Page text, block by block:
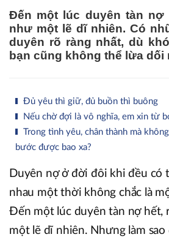
Đến một lúc duyên tàn nợ
như một lẽ dĩ nhiên. Có
duyên rõ ràng nhất, dù
bạn cũng không thể lừa
Đủ yêu thì giữ, đủ buồn thì buông
Nếu chờ đợi là vô nghĩa, em xin từ
Trong tình yêu, chân thành mà
bước được bao xa?
Duyên nợ ở đời đôi khi đều có
nhau một thời không chắc là
Đến một lúc duyên tàn nợ hết,
một lẽ dĩ nhiên. Nhưng làm